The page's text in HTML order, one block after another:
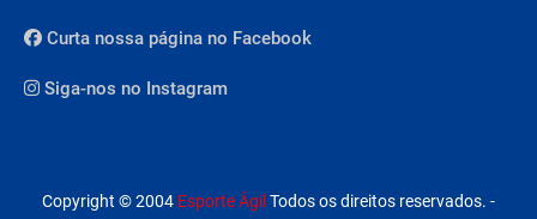
Curta nossa página no Facebook
Siga-nos no Instagram
Copyright © 2004 Esporte ÁgilTodos os direitos reservados. -